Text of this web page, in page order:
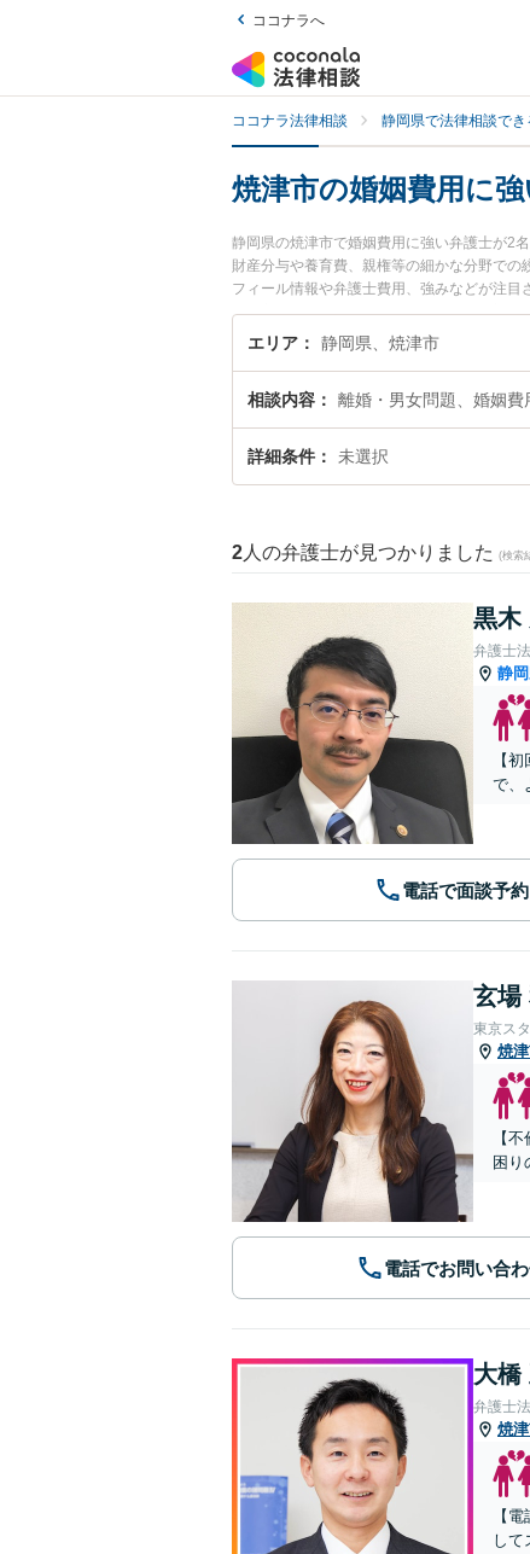
ココナラへ
ココナラ法律相談 静岡県で法律相談でき
焼津市の婚姻費用に
静岡県の焼津市で婚姻費用に強い弁護士が2
財産分与や養育費、親権等の細かな分野で
フィール情報や弁護士費用、強みなどが注
績豊富な近くの弁護士を検索したい』『初
エリア 静岡県、焼津市
相談内容 離婚・男女問題、婚姻
詳細条件 未選択
2 人の弁護士が見つかりました (検索
黒木
弁護士
静
【
で、
電話で面談予約
玄場
東京ス
焼
【
困り
電話でお問い合
大橋
弁護士
焼
【
して